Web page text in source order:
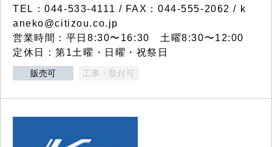
TEL：044-533-4111 / FAX：044-555-2062 / k
aneko@citizou.co.jp
営業時間：平日8:30〜16:30 土曜8:30〜12:00
定休日：第1土曜・日曜・祝祭日
販売可 工事・取付可